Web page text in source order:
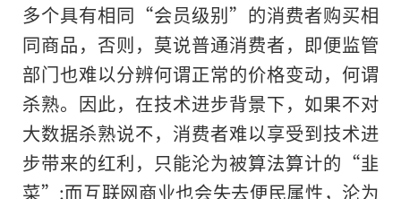
多个具有相同“会员级别”的消费者购买相
同商品，否则，莫说普通消费者，即便监管
部门也难以分辨何谓正常的价格变动，何谓
杀熟。因此，在技术进步背景下，如果不对
大数据杀熟说不，消费者难以享受到技术进
步带来的红利，只能沦为被算法算计的“韭
菜”;而互联网商业也会失去便民属性，沦为